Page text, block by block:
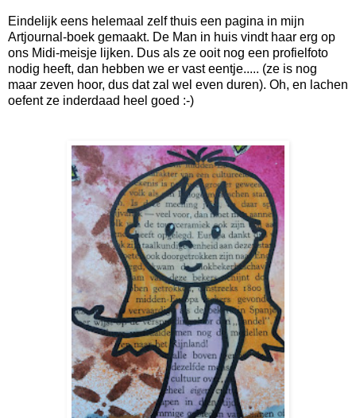
Eindelijk eens helemaal zelf thuis een pagina in mijn
Artjournal-boek gemaakt. De Man in huis vindt haar erg op
ons Midi-meisje lijken. Dus als ze ooit nog een profielfoto
nodig heeft, dan hebben we er vast eentje..... (ze is nog
maar zeven hoor, dus dat zal wel even duren). Oh, en lachen
oefent ze inderdaad heel goed :-)